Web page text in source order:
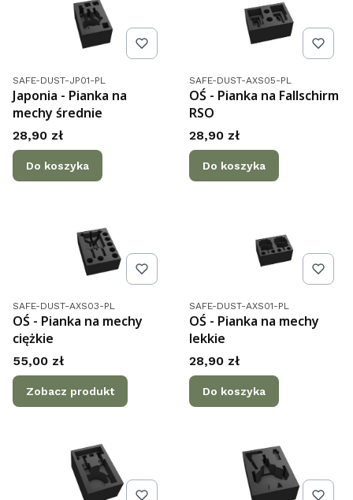
Kod produktu
SAFE-DUST-JP01-PL
Japonia - Pianka na
mechy średnie
Cena
28,90 zł
Do koszyka
Kod produktu
SAFE-DUST-AXS05-PL
OŚ - Pianka na Fallschirm
RSO
Cena
28,90 zł
Do koszyka
Kod produktu
SAFE-DUST-AXS03-PL
OŚ - Pianka na mechy
ciężkie
Cena
55,00 zł
Zobacz produkt
Kod produktu
SAFE-DUST-AXS01-PL
OŚ - Pianka na mechy
lekkie
Cena
28,90 zł
Do koszyka